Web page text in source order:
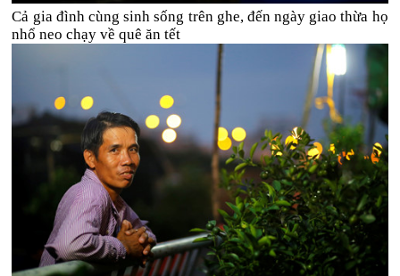
Cả gia đình cùng sinh sống trên ghe, đến ngày giao thừa họ
nhổ neo chạy về quê ăn tết